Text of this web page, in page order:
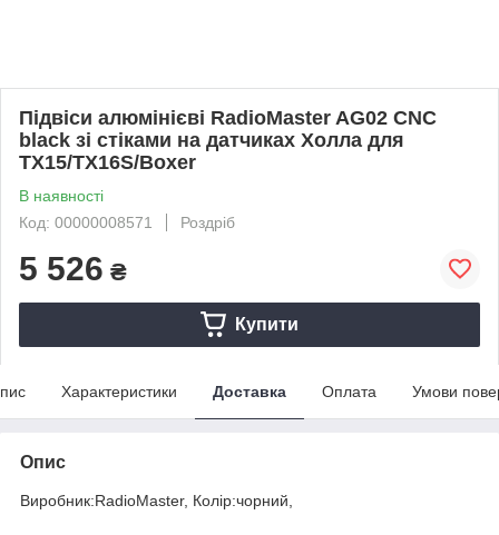
Підвіси алюмінієві RadioMaster AG02 CNC
black зі стіками на датчиках Холла для
TX15/TX16S/Boxer
В наявності
Код: 00000008571
Роздріб
5 526 ₴
Купити
Характеристики Доставка Оплата Умови
Опис
Виробник:RadioMaster, Колір:чорний,